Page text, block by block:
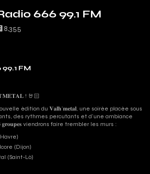
666 99.1 FM
8,355
FM
! 🤘🏻
édition du 𝐕𝐚𝐥𝐡’𝐦𝐞𝐭𝐚𝐥, une soirée placée sous
des rythmes percutants et d'une ambiance
viendrons faire trembler les murs :
(Dijon)
(Saint-Lô)